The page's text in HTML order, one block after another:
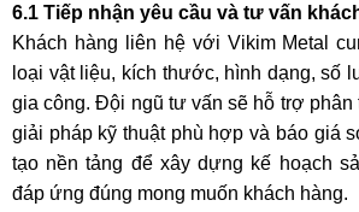
6.1 Tiếp nhận yêu cầu và tư vấn
Khách hàng liên hệ với Vikim Metal
loại vật liệu, kích thước, hình dạng, số
gia công. Đội ngũ tư vấn sẽ hỗ trợ phân
giải pháp kỹ thuật phù hợp và báo giá
tạo nền tảng để xây dựng kế hoạch
đáp ứng đúng mong muốn khách hàng.